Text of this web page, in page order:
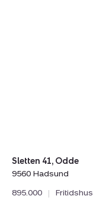
Sletten 41, Odde
9560 Hadsund
895.000
| Fritidshus